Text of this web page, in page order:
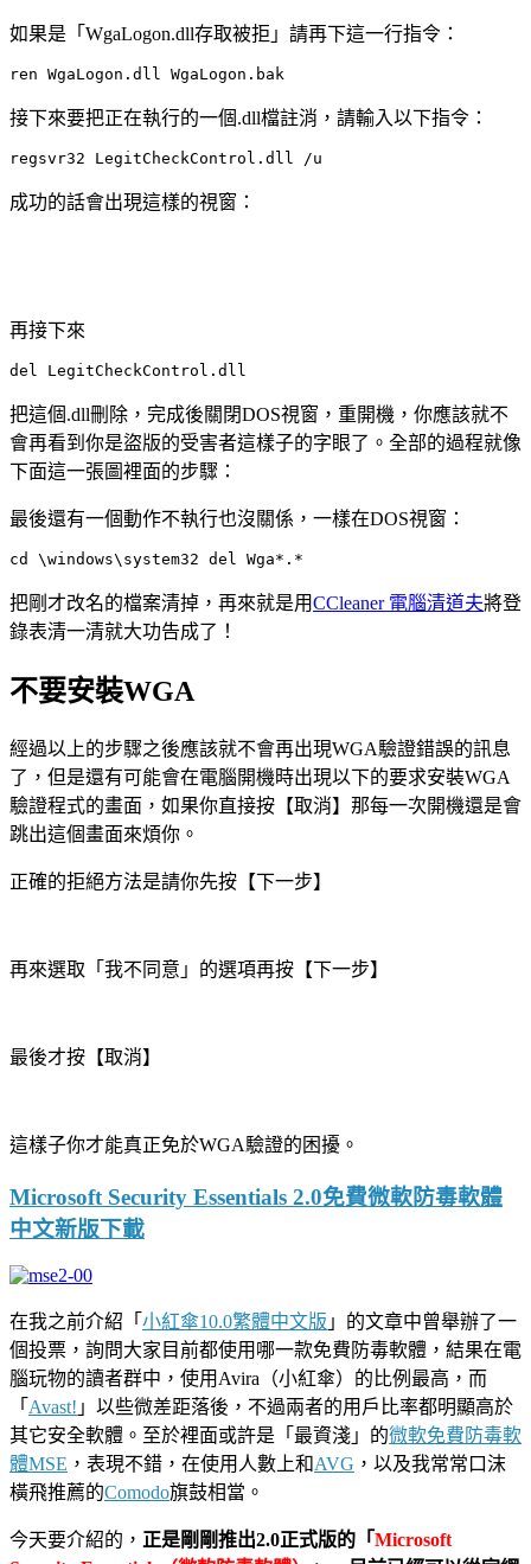
如果是「WgaLogon.dll存取被拒」請再下這一行指令：
ren WgaLogon.dll WgaLogon.bak
接下來要把正在執行的一個.dll檔註消，請輸入以下指令：
regsvr32 LegitCheckControl.dll /u
成功的話會出現這樣的視窗：
再接下來
del LegitCheckControl.dll
把這個.dll刪除，完成後關閉DOS視窗，重開機，你應該就不
會再看到你是盜版的受害者這樣子的字眼了。全部的過程就像
下面這一張圖裡面的步驟：
最後還有一個動作不執行也沒關係，一樣在DOS視窗：
cd \windows\system32 del Wga*.*
把剛才改名的檔案清掉，再來就是用CCleaner 電腦清道夫將登
錄表清一清就大功告成了！
不要安裝WGA
經過以上的步驟之後應該就不會再出現WGA驗證錯誤的訊息
了，但是還有可能會在電腦開機時出現以下的要求安裝WGA
驗證程式的畫面，如果你直接按【取消】那每一次開機還是會
跳出這個畫面來煩你。
正確的拒絕方法是請你先按【下一步】
再來選取「我不同意」的選項再按【下一步】
最後才按【取消】
這樣子你才能真正免於WGA驗證的困擾。
Microsoft Security Essentials 2.0免費微軟防毒軟體
中文新版下載
在我之前介紹「 小紅傘10.0繁體中文版 」的文章中曾舉辦了一
個投票，詢問大家目前都使用哪一款免費防毒軟體，結果在電
腦玩物的讀者群中，使用Avira（小紅傘）的比例最高，而
「 Avast! 」以些微差距落後，不過兩者的用戶比率都明顯高於
其它安全軟體。至於裡面或許是「最資淺」的微軟免費防毒軟
體MSE ，表現不錯，在使用人數上和AVG ，以及我常常口沫
橫飛推薦的Comodo旗鼓相當。
今天要介紹的， 正是剛剛推出2.0正式版的「Microsoft